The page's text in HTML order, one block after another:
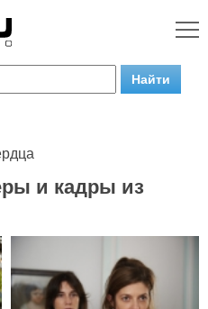
и кадры из